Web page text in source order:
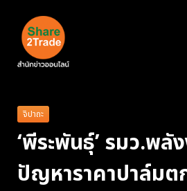
จิปาถะ
‘พีระพันธุ์’ รมว.พลั
ปัญหาราคาปาล์มต